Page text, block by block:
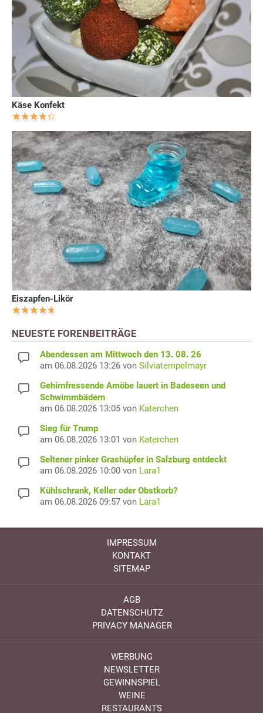
Käse Konfekt
Eiszapfen-Likör
NEUESTE FORENBEITRÄGE
Abendessen am Mittwoch den 13. 08. 26
am 06.08.2026 13:26 von Silviatempelmayr
Gehirnfressende Amöbe lauert in Badeseen und
Schwimmbädern
am 06.08.2026 13:05 von Katerchen
Sieg für Trump
am 06.08.2026 13:01 von Katerchen
Seltener pinker Grashüpfer in Salzburg entdeckt
am 06.08.2026 10:00 von Lara1
Kühlschrank, Keller oder Obstkorb?
am 06.08.2026 09:57 von Lara1
IMPRESSUM
KONTAKT
SITEMAP
AGB
DATENSCHUTZ
PRIVACY MANAGER
WERBUNG
NEWSLETTER
GEWINNSPIEL
WEINE
RESTAURANTS